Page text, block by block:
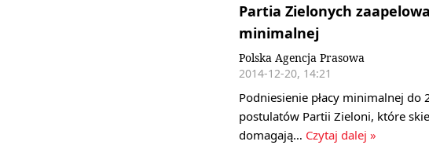
Partia Zielonych
minimalnej
Polska Agencja Prasowa
2014-12-20, 14:21
Podniesienie płacy minimalnej
postulatów Partii Zieloni, które
domagają… Czytaj dalej »